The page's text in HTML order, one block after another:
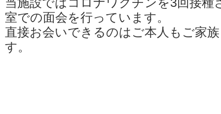
当施設ではコロナワクチンを3回接種
室での面会を行っています。
直接お会いできるのはご本人もご家
す。